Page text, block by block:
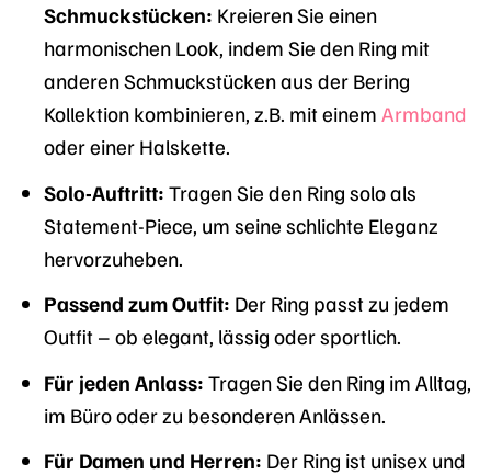
Schmuckstücken: Kreieren Sie einen
harmonischen Look, indem Sie den Ring mit
anderen Schmuckstücken aus der Bering
Kollektion kombinieren, z.B. mit einem Armband
oder einer Halskette.
Solo-Auftritt: Tragen Sie den Ring solo als
Statement-Piece, um seine schlichte Eleganz
hervorzuheben.
Passend zum Outfit: Der Ring passt zu jedem
Outfit – ob elegant, lässig oder sportlich.
Für jeden Anlass: Tragen Sie den Ring im Alltag,
im Büro oder zu besonderen Anlässen.
Für Damen und Herren: Der Ring ist unisex und